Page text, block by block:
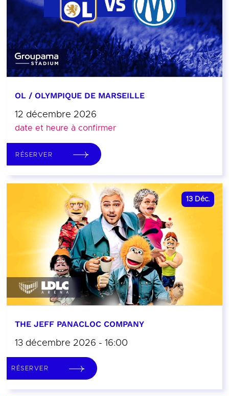
OL / OLYMPIQUE DE MARSEILLE
12 décembre 2026
date et heure à confirmer
RÉSERVER
13 Déc.
THE JEFF PANACLOC COMPANY
13 décembre 2026 - 16:00
RÉSERVER